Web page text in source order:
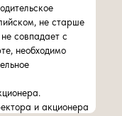
не старше
совпадает с
необходимо
и акционера